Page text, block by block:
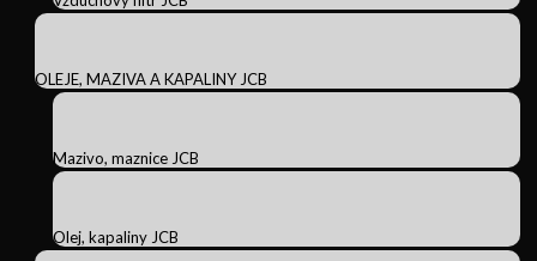
OLEJE, MAZIVA A KAPALINY JCB
Mazivo, maznice JCB
Olej, kapaliny JCB